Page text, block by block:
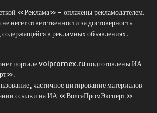
«Реклама» - оплачены рекламодателем.
несет ответственности за достоверность
в рекламных объявлениях.
портале volpromex.ru подготовлены ИА
частичное цитирование материалов
ссылки на ИА «ВолгаПромЭксперт»